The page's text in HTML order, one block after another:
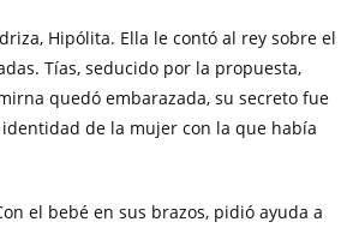
Hipólita. Ella le contó al rey sobre el
Tías, seducido por la propuesta,
quedó embarazada, su secreto fue
de la mujer con la que había
el bebé en sus brazos, pidió ayuda a